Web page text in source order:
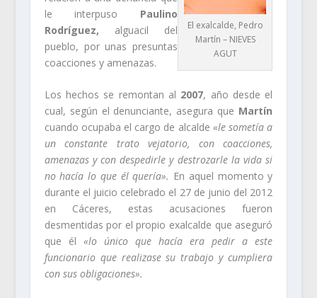
El exalcalde, Pedro
Martín – NIEVES
AGUT
le interpuso Paulino
Rodríguez, alguacil del
pueblo, por unas presuntas
coacciones y amenazas.
Los hechos se remontan al 2007, año desde el
cual, según el denunciante, asegura que Martín
cuando ocupaba el cargo de alcalde «le sometía a
un constante trato vejatorio, con coacciones,
amenazas y con despedirle y destrozarle la vida si
no hacía lo que él quería». En aquel momento y
durante el juicio celebrado el 27 de junio del 2012
en Cáceres, estas acusaciones fueron
desmentidas por el propio exalcalde que aseguró
que él «lo único que hacía era pedir a este
funcionario que realizase su trabajo y cumpliera
con sus obligaciones».